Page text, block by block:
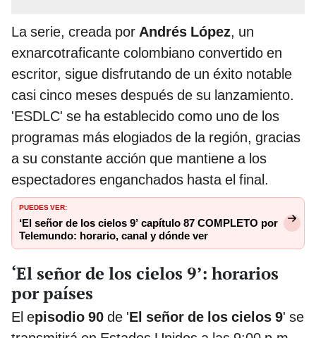
La serie, creada por Andrés López, un
exnarcotraficante colombiano convertido en
escritor, sigue disfrutando de un éxito notable
casi cinco meses después de su lanzamiento.
'ESDLC' se ha establecido como uno de los
programas más elogiados de la región, gracias
a su constante acción que mantiene a los
espectadores enganchados hasta el final.
PUEDES VER:
‘El señor de los cielos 9’ capítulo 87 COMPLETO por
Telemundo: horario, canal y dónde ver
‘El señor de los cielos 9’: horarios
por países
El episodio 90 de 'El señor de los cielos 9' se